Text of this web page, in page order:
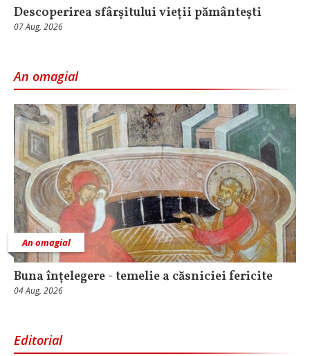
Descoperirea sfârșitului vieții pământești
07 Aug, 2026
An omagial
An omagial
Buna înțelegere - temelie a căsniciei fericite
04 Aug, 2026
Editorial